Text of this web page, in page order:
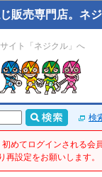
販売専門店。ネ
イト「ネジクル」へ
検
めてログインされる会
再設定をお願いします。